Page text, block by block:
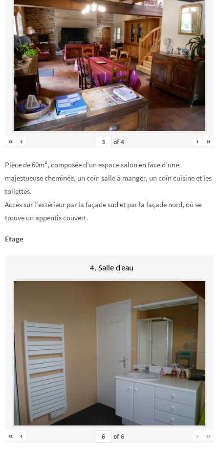
« ‹ of4 › »
Pièce de 60m², composée d’un espace salon en face d’une
majestueuse cheminée, un coin salle à manger, un coin cuisine et les
toilettes.
Accès sur l’extérieur par la façade sud et par la façade nord, où se
trouve un appentis couvert.
Etage
4. Salle d'eau
« ‹ of6 › »